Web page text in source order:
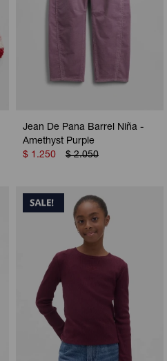
Jean De Pana Barrel Niña -
Amethyst Purple
$ 1.250 $ 2.050